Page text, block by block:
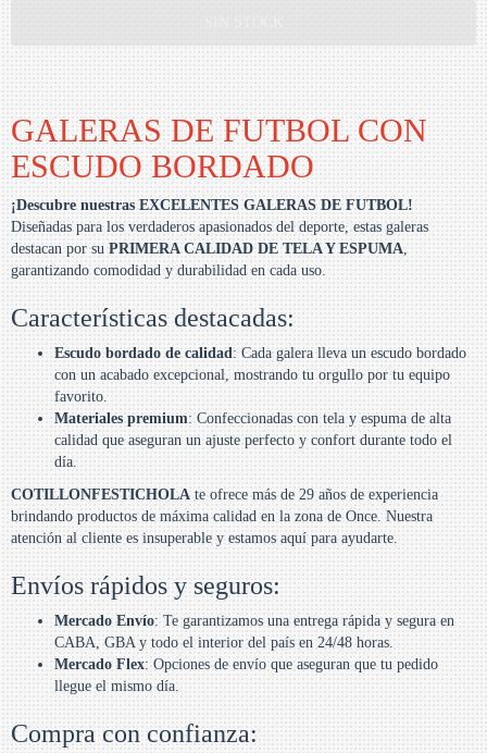
GALERAS DE FUTBOL CON
ESCUDO BORDADO
¡Descubre nuestras EXCELENTES GALERAS DE FUTBOL!
Diseñadas para los verdaderos apasionados del deporte, estas galeras
destacan por su PRIMERA CALIDAD DE TELA Y ESPUMA
garantizando comodidad y durabilidad en cada uso.
Características destacadas:
Escudo bordado de calidad: Cada galera lleva un escudo bordado
con un acabado excepcional, mostrando tu orgullo por tu equipo
favorito.
Materiales premium: Confeccionadas con tela y espuma de alta
calidad que aseguran un ajuste perfecto y confort durante todo el
día.
COTILLONFESTICHOLA te ofrece más de 29 años de experiencia
brindando productos de máxima calidad en la zona de Once. Nuestra
atención al cliente es insuperable y estamos aquí para ayudarte.
Envíos rápidos y seguros:
Mercado Envío: Te garantizamos una entrega rápida y segura en
CABA, GBA y todo el interior del país en 24/48 horas.
Mercado Flex: Opciones de envío que aseguran que tu pedido
llegue el mismo día.
Compra con confianza: